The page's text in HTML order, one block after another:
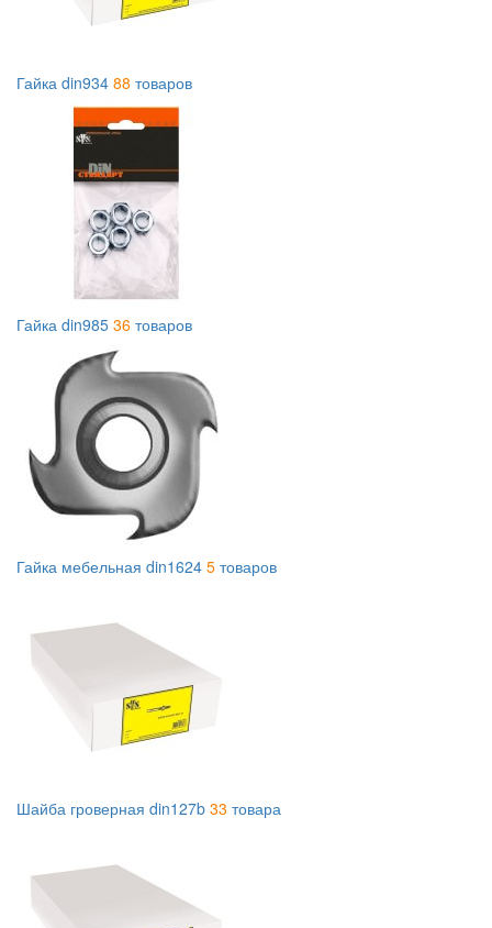
Гайка din934 88 товаров
Гайка din985 36 товаров
Гайка мебельная din1624 5 товаров
Шайба гроверная din127b 33 товара